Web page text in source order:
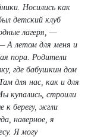
Носились как
детский клуб
лагеря, —
А летом для меня и
пора. Родители
где бабушкин дом
для нас, как и для
купались, строили
к берегу, жгли
наверное, я
Я могу